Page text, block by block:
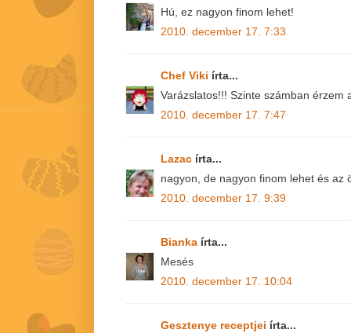
Hú, ez nagyon finom lehet!
2010. december 17. 7:33
Chef Viki írta...
Varázslatos!!! Szinte számban érzem
2010. december 17. 7:47
Lazac írta...
nagyon, de nagyon finom lehet és az
2010. december 17. 9:39
Bianka írta...
Mesés
2010. december 17. 10:04
Gesztenye receptjei írta...